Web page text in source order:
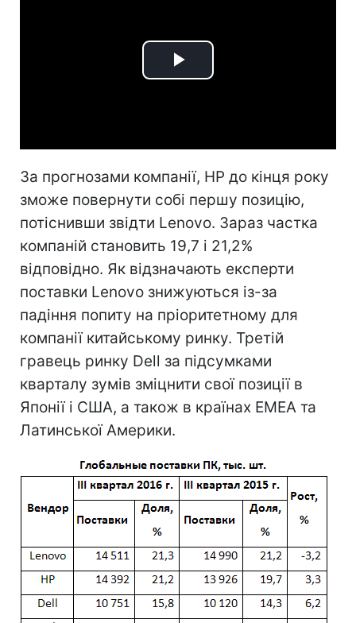
Play
За прогнозами компанії, HP до кінця року
зможе повернути собі першу позицію,
потіснивши звідти Lenovo. Зараз частка
компаній становить 19,7 і 21,2%
відповідно. Як відзначають експерти
поставки Lenovo знижуються із-за
падіння попиту на пріоритетному для
компанії китайському ринку. Третій
гравець ринку Dell за підсумками
кварталу зумів зміцнити свої позиції в
Японії і США, а також в країнах EMEA та
Латинської Америки.